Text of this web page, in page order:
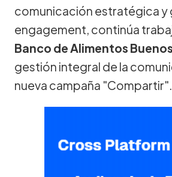
comunicación estratégica y
engagement, continúa
Banco de Alimentos
gestión integral de la
nueva campaña "Compartir".